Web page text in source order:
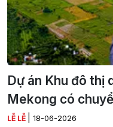
Dự án Khu đô thị
Mekong có
LỄ LỄ 18-06-2026